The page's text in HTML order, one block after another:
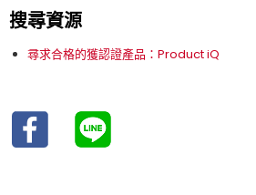
搜尋資源
尋求合格的獲認證產品：Product iQ